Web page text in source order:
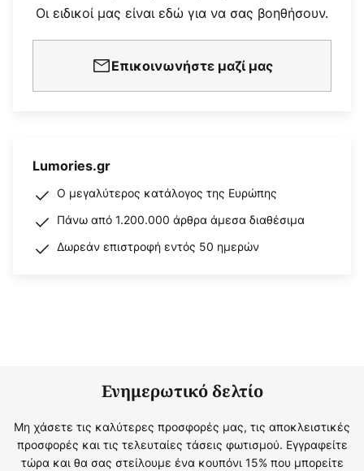
Οι ειδικοί μας είναι εδώ για να σας βοηθήσουν.
Επικοινωνήστε μαζί μας
Lumories.gr
Ο μεγαλύτερος κατάλογος της Ευρώπης
Πάνω από 1.200.000 άρθρα άμεσα διαθέσιμα
Δωρεάν επιστροφή εντός 50 ημερών
Ενημερωτικό δελτίο
Μη χάσετε τις καλύτερες προσφορές μας, τις αποκλειστικές
προσφορές και τις τελευταίες τάσεις φωτισμού. Εγγραφείτε
τώρα και θα σας στείλουμε ένα κουπόνι 15% που μπορείτε